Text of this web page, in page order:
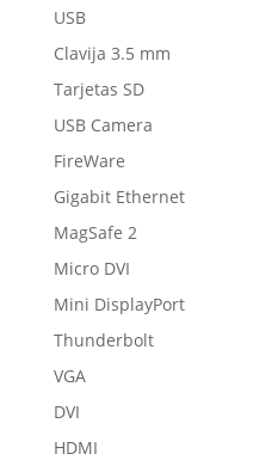
USB
Clavija 3.5 mm
Tarjetas SD
USB Camera
FireWare
Gigabit Ethernet
MagSafe 2
Micro DVI
Mini DisplayPort
Thunderbolt
VGA
DVI
HDMI